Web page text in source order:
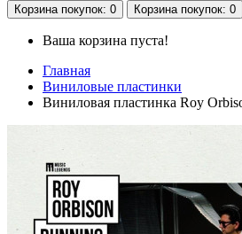
Корзина покупок: 0 Корзина покупок: 0
Ваша корзина пуста!
Главная
Виниловые пластинки
Виниловая пластинка Roy